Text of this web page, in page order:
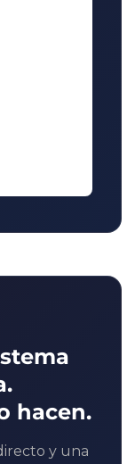
hacen.
y una